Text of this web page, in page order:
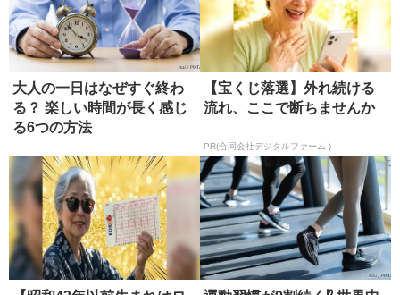
大人の一日はなぜすぐ終わ
る？ 楽しい時間が長く感じ
る6つの方法
【宝くじ落選】外れ続ける
流れ、ここで断ちませんか
PR(合同会社デジタルファーム )